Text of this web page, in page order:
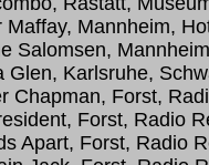
Maffay, Mannheim,
Salomsen,
Glen, Karlsruhe,
Chapman, Forst,
Forst, Radio
Apart, Forst, Radio